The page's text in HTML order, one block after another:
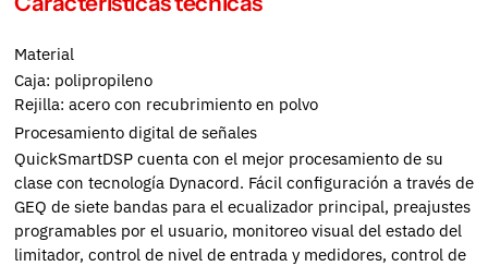
Material
Caja: polipropileno
Rejilla: acero con recubrimiento en polvo
Procesamiento digital de señales
QuickSmartDSP cuenta con el mejor procesamiento de su
clase con tecnología Dynacord. Fácil configuración a través de
GEQ de siete bandas para el ecualizador principal, preajustes
programables por el usuario, monitoreo visual del estado del
limitador, control de nivel de entrada y medidores, control de